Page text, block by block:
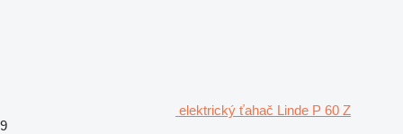
elektrický ťahač Linde P 60 Z
9